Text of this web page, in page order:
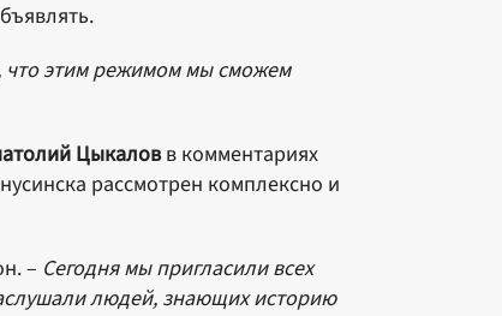
что этим режимом мы сможем
Цыкаловв комментариях
рассмотрен комплексно и
– Сегодня мы пригласили всех
людей, знающих историю